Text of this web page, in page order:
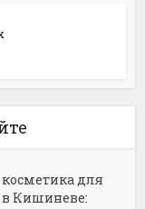
для
в Кишиневе: